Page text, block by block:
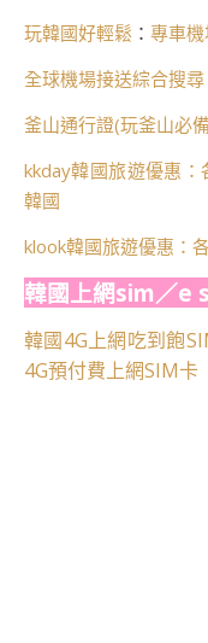
玩韓國好輕鬆 ： 專車
全球機場接送綜合搜尋
釜山通行證(玩釜山必
kkday韓國旅遊優惠
韓國
klook韓國旅遊優惠：
韓國上網sim／e
韓國4G上網吃到飽
4G預付費上網SIM卡